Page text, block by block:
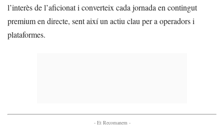
l’interès de l’aficionat i converteix cada jornada en contingut
premium en directe, sent així un actiu clau per a operadors i
plataformes.
- Et Recomanem -